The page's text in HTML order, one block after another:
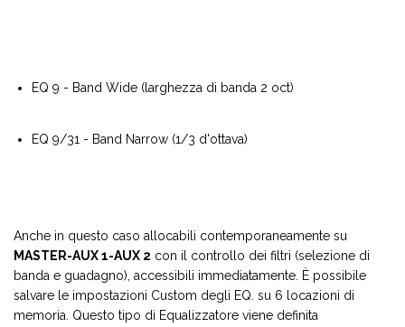
EQ 9 - Band Wide (larghezza di banda 2 oct)
EQ 9/31 - Band Narrow (1/3 d'ottava)
Anche in questo caso allocabili contemporaneamente su
MASTER-AUX 1-AUX 2 con il controllo dei filtri (selezione di
banda e guadagno), accessibili immediatamente. È possibile
salvare le impostazioni Custom degli EQ. su 6 locazioni di
memoria. Questo tipo di Equalizzatore viene definita